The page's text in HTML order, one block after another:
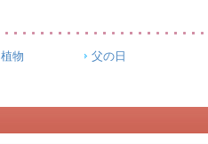
植物
父の日